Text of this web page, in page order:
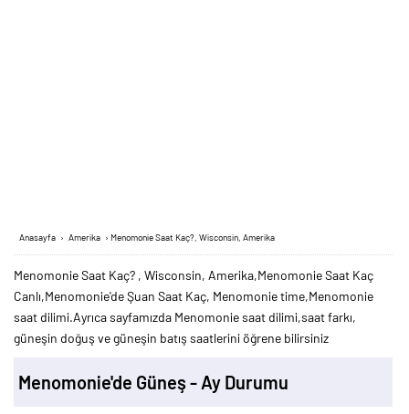
Anasayfa › Amerika › Menomonie Saat Kaç?, Wisconsin, Amerika
Menomonie Saat Kaç? , Wisconsin, Amerika,Menomonie Saat Kaç
Canlı,Menomonie'de Şuan Saat Kaç, Menomonie time,Menomonie
saat dilimi.Ayrıca sayfamızda Menomonie saat dilimi,saat farkı,
güneşin doğuş ve güneşin batış saatlerini öğrene bilirsiniz
Menomonie'de Güneş - Ay Durumu